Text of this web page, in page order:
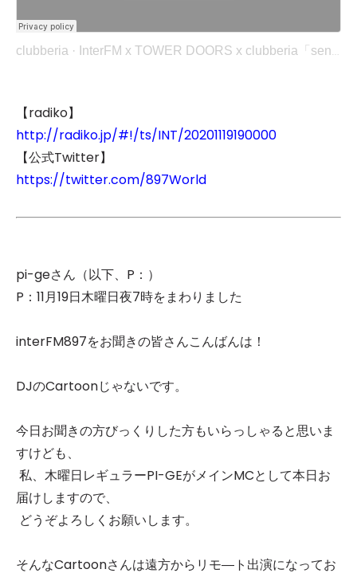
clubberia · InterFM x TOWER DOORS x clubberia「sensor」(2020/11/19)
【radiko】
http://radiko.jp/#!/ts/INT/20201119190000
【公式Twitter】
https://twitter.com/897World
pi-geさん（以下、P：）
P：11月19日木曜日夜7時をまわりました
interFM897をお聞きの皆さんこんばんは！
DJのCartoonじゃないです。
今日お聞きの方びっくりした方もいらっしゃると思いま
すけども、
私、木曜日レギュラーPI-GEがメインMCとして本日お
届けしますので、
どうぞよろしくお願いします。
そんなCartoonさんは遠方からリモ―ト出演になってお